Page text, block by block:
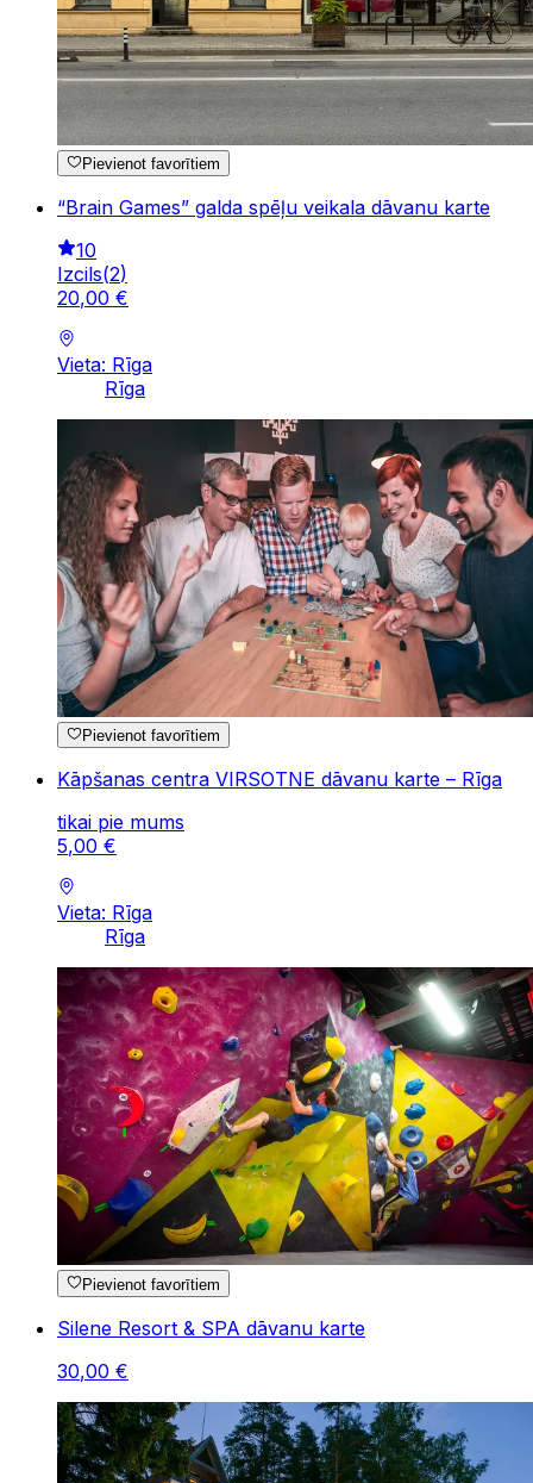
Pievienot favorītiem
“Brain Games” galda spēļu veikala dāvanu karte
10
Izcils(2)
20,00 €
Vieta: Rīga
Rīga
Pievienot favorītiem
Kāpšanas centra VIRSOTNE dāvanu karte – Rīga
tikai pie mums
5,00 €
Vieta: Rīga
Rīga
Pievienot favorītiem
Silene Resort & SPA dāvanu karte
30,00 €